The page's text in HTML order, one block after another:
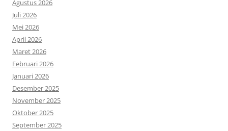
Agustus 2026
Juli 2026
Mei 2026
April 2026
Maret 2026
Februari 2026
Januari 2026
Desember 2025
November 2025
Oktober 2025
September 2025